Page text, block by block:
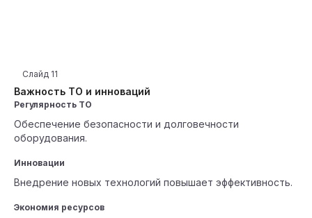
Важность ТО и инноваций
Слайд 11
Регулярность ТО
Обеспечение безопасности и долговечности
оборудования.
Инновации
Внедрение новых технологий повышает эффективность.
Экономия ресурсов